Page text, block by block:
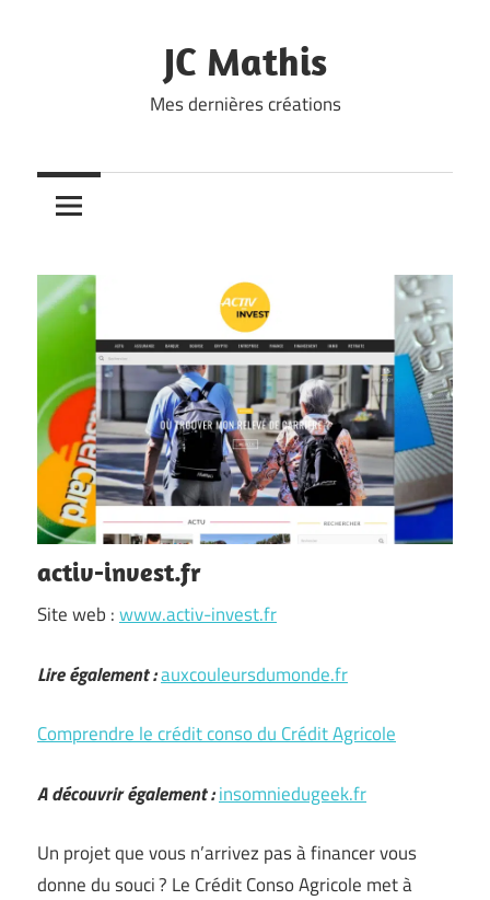
JC Mathis
Mes dernières créations
activ-invest.fr
Site web :www.activ-invest.fr
Lire également :auxcouleursdumonde.fr
Comprendre le crédit conso du Crédit Agricole
A découvrir également :insomniedugeek.fr
Un projet que vous n’arrivez pas à financer vous
donne du souci ? Le Crédit Conso Agricole met à